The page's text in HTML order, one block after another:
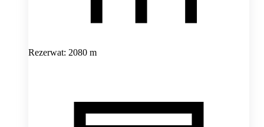
Rezerwat: 2080 m